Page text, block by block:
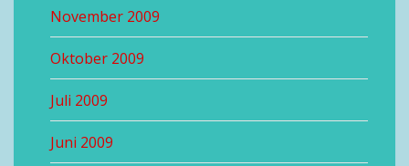
November 2009
Oktober 2009
Juli 2009
Juni 2009